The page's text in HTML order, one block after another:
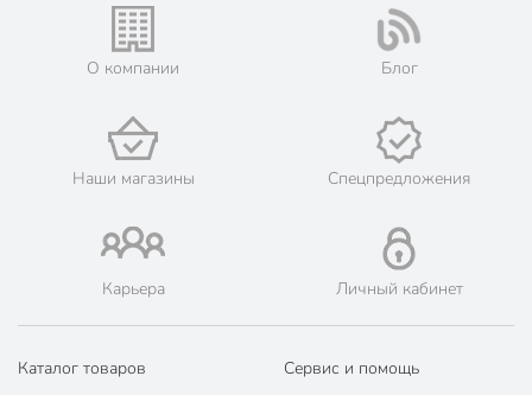
внутренний
внутренний
Вес в упаковке
20 г
О компании Блог
Наши магазины Спецпредложения
Карьера Личный кабинет
Каталог товаров Сервис и помощь